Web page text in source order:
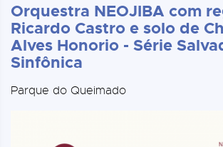
Orquestra NEOJIBA com
Ricardo Castro e solo de
Alves Honorio - Série
Sinfônica
Parque do Queimado